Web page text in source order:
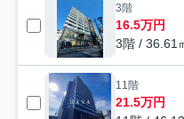
3階
16.5万円
3階 / 36.61
11階
21.5万円